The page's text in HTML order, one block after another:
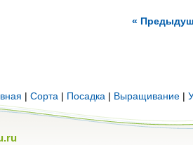
«
| Сорта | Посадка | Выращивание |